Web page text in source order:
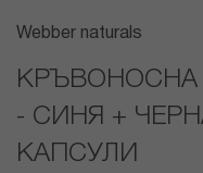
Преминете
началото
галерия
със
снимки
Webber naturals
КРЪВОНОСНА
- СИНЯ +
КАПСУЛИ